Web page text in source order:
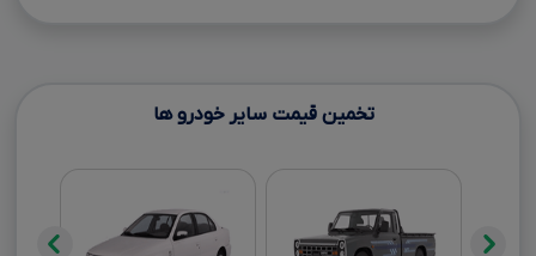
تخمین قیمت سایر خودرو ها